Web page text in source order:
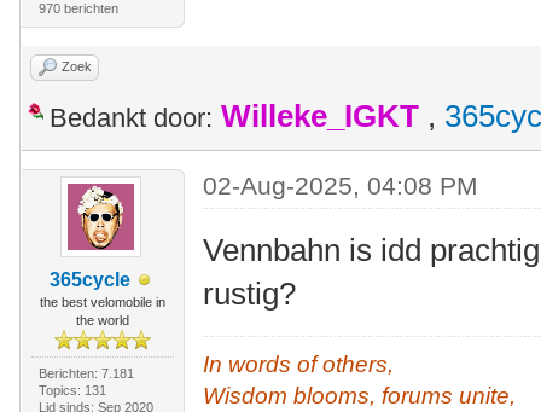
970 berichten
Zoek
Bedankt door: Willeke_IGKT ,
365cycle
the best velomobile in
the world
Berichten: 7.181
Topics: 131
Lid sinds: Sep 2020
02-Aug-2025, 04:08 PM
Vennbahn is idd
rustig?
In words of others,
Wisdom blooms, forums unite,